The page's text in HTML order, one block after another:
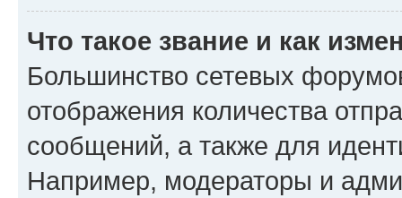
Что такое звание и как
Большинство сетевых
отображения количества
сообщений, а также для
Например, модераторы и